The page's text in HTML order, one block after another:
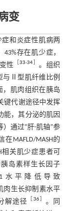
变
症和炎症性肌病两
存在肌少症，
性
［33-34］ 。组织
与Ⅱ型肌纤维比例
，肌肉组织在胰岛
键代谢途径中发挥
能，其分泌的肌因
通过“肝-肌轴”参
MAFLD/MASH的
关肌少症患者可
岛素样生长因子
1水平降低导致
肉生长抑制素水平
解途径
［36］ 。同